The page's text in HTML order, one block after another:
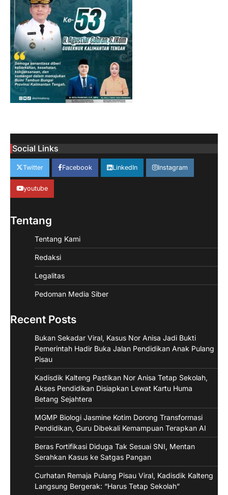
Social Links
Twitter Facebook LinkedIn Instagram
youtube
Tentang
Tentang Kami
Redaksi
Legalitas
Pedoman Media Siber
Recent Posts
Bukan Sekadar Viral, Kasus Nor Anisa Jadi Bukti
Pemerintah Hadir Buka Jalan Pendidikan Anak Pulang
Pisau
Kadisdik Kalteng Pastikan Nor Anisa Tetap Sekolah,
Akses Pendidikan Disiapkan Lewat Kartu Huma
Betang Sejahtera
MGMP Biologi Jasmine Kotim Dorong Transformasi
Pendidikan, Guru Dibekali Kemampuan Terapkan AI
Beras Fortifikasi Diduga Tak Sesuai SNI, Mentan
Serahkan Kasus ke Satgas Pangan
Curhatan Remaja Pulang Pisau Viral, Kadisdik Kalteng
Langsung Bergerak: “Harus Tetap Sekolah”